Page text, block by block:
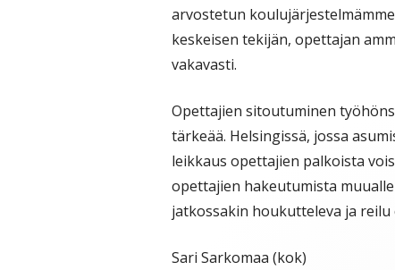
arvostetun
keskeisen tekijän, opettajan
vakavasti.
Opettajien sitoutuminen
tärkeää. Helsingissä, jossa
leikkaus opettajien palkoista
opettajien hakeutumista
jatkossakin houkutteleva ja
Sari Sarkomaa (kok)